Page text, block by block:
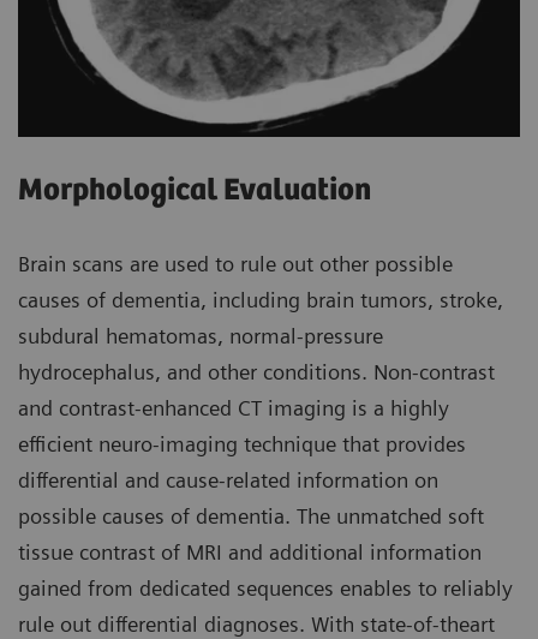
Morphological Evaluation
Brain scans are used to rule out other possible
causes of dementia, including brain tumors, stroke,
subdural hematomas, normal-pressure
hydrocephalus, and other conditions. Non-contrast
and contrast-enhanced CT imaging is a highly
efficient neuro-imaging technique that provides
differential and cause-related information on
possible causes of dementia. The unmatched soft
tissue contrast of MRI and additional information
gained from dedicated sequences enables to reliably
rule out differential diagnoses. With state-of-theart